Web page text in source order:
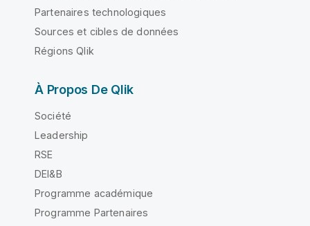
Partenaires technologiques
Sources et cibles de données
Régions Qlik
À Propos De Qlik
Société
Leadership
RSE
DEI&B
Programme académique
Programme Partenaires